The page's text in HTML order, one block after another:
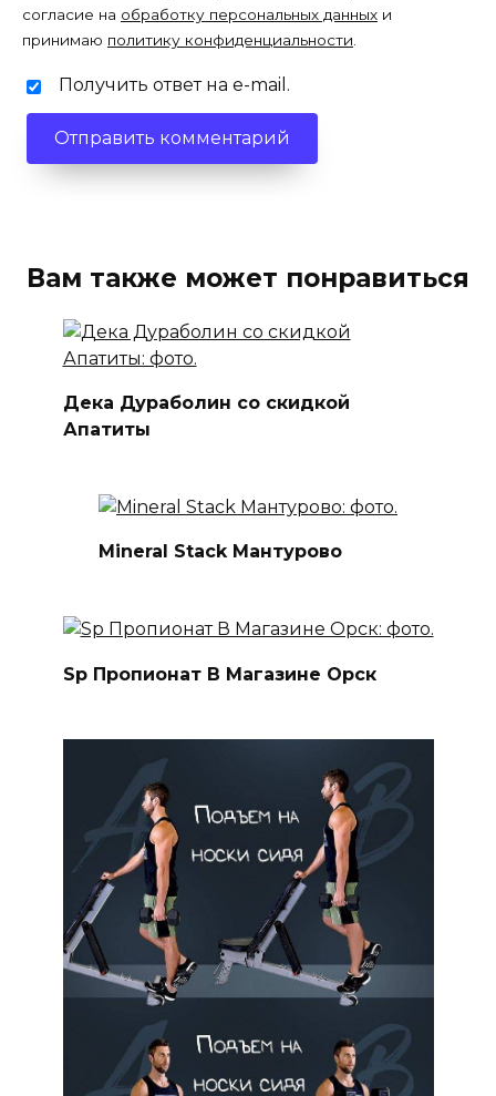
согласие на обработку персональных данных и
принимаю политику конфиденциальности.
Получить ответ на e-mail.
Вам также может понравиться
Дека Дураболин со скидкой
Апатиты
Mineral Stack Мантурово
Sp Пропионат В Магазине Орск